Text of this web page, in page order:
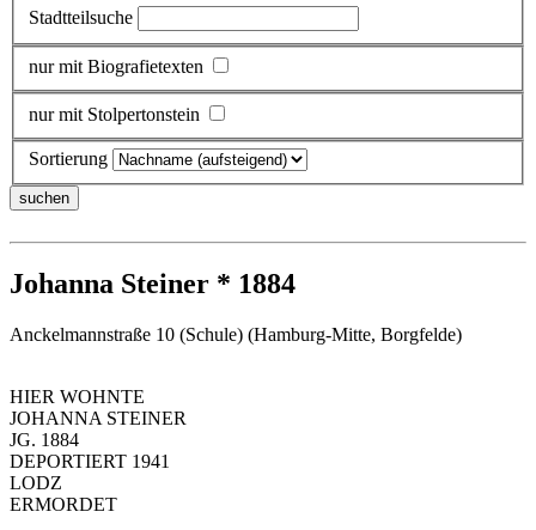
Stadtteilsuche
nur mit Biografietexten
nur mit Stolpertonstein
Sortierung
Johanna Steiner * 1884
Anckelmannstraße 10 (Schule) (Hamburg-Mitte, Borgfelde)
HIER WOHNTE
JOHANNA STEINER
JG. 1884
DEPORTIERT 1941
LODZ
ERMORDET